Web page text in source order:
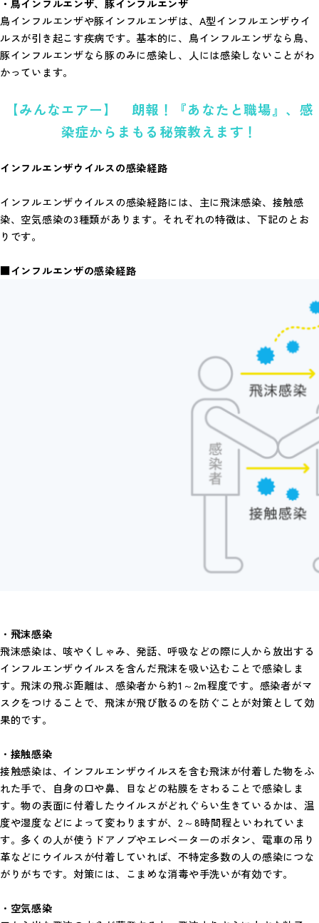
・鳥インフルエンザ、豚インフルエンザ
鳥インフルエンザや豚インフルエンザは、A型インフルエンザウイ
ルスが引き起こす疾病です。基本的に、鳥インフルエンザなら鳥、
豚インフルエンザなら豚のみに感染し、人には感染しないことがわ
かっています。
【みんなエアー】 朗報！『あなたと職場』、感
染症からまもる秘策教えます！
インフルエンザウイルスの感染経路
インフルエンザウイルスの感染経路には、主に飛沫感染、接触感
染、空気感染の3種類があります。それぞれの特徴は、下記のとお
りです。
■インフルエンザの感染経路
・ 飛沫感染
飛沫感染は、咳やくしゃみ、発話、呼吸などの際に人から放出する
インフルエンザウイルスを含んだ飛沫を吸い込むことで感染しま
す。飛沫の飛ぶ距離は、感染者から約1～2m程度です。感染者がマ
スクをつけることで、飛沫が飛び散るのを防ぐことが対策として効
果的です。
・ 接触感染
接触感染は、インフルエンザウイルスを含む飛沫が付着した物をふ
れた手で、自身の口や鼻、目などの粘膜をさわることで感染しま
す。物の表面に付着したウイルスがどれぐらい生きているかは、温
度や湿度などによって変わりますが、2～8時間程といわれていま
す。多くの人が使うドアノブやエレベーターのボタン、電車の吊り
革などにウイルスが付着していれば、不特定多数の人の感染につな
がりがちです。対策には、こまめな消毒や手洗いが有効です。
・ 空気感染